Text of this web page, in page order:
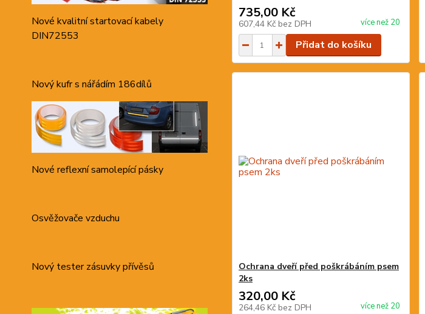
Nové kvalitní startovací kabely
DIN72553
Nový kufr s nářádím 186dílů
Nové reflexní samolepící pásky
Osvěžovače vzduchu
Nový tester zásuvky přívěsů
735,00 Kč
607,44 Kč bez DPH více než 20
Přidat do košíku
Ochrana dveří před poškrábáním psem
2ks
320,00 Kč
264,46 Kč bez DPH více než 20